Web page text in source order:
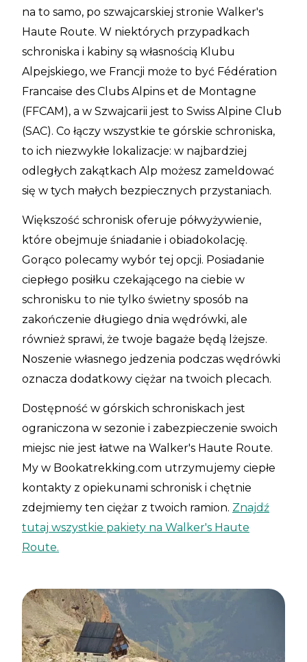
na to samo, po szwajcarskiej stronie Walker's
Haute Route. W niektórych przypadkach
schroniska i kabiny są własnością Klubu
Alpejskiego, we Francji może to być Fédération
Francaise des Clubs Alpins et de Montagne
(FFCAM), a w Szwajcarii jest to Swiss Alpine Club
(SAC). Co łączy wszystkie te górskie schroniska,
to ich niezwykłe lokalizacje: w najbardziej
odległych zakątkach Alp możesz zameldować
się w tych małych bezpiecznych przystaniach.
Większość schronisk oferuje półwyżywienie,
które obejmuje śniadanie i obiadokolację.
Gorąco polecamy wybór tej opcji. Posiadanie
ciepłego posiłku czekającego na ciebie w
schronisku to nie tylko świetny sposób na
zakończenie długiego dnia wędrówki, ale
również sprawi, że twoje bagaże będą lżejsze.
Noszenie własnego jedzenia podczas wędrówki
oznacza dodatkowy ciężar na twoich plecach.
Dostępność w górskich schroniskach jest
ograniczona w sezonie i zabezpieczenie swoich
miejsc nie jest łatwe na Walker's Haute Route.
My w Bookatrekking.com utrzymujemy ciepłe
kontakty z opiekunami schronisk i chętnie
zdejmiemy ten ciężar z twoich ramion. Znajdź
tutaj wszystkie pakiety na Walker's Haute
Route.